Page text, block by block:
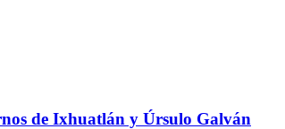
de Ixhuatlán y Úrsulo Galván